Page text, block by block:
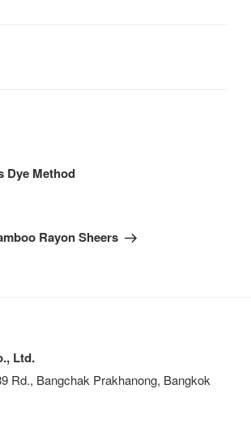
Dye Method
Rayon Sheers
Ltd.
Rd., Bangchak Prakhanong, Bangkok